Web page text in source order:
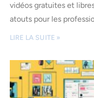
vidéos gratuites et
atouts pour les
LIRE LA SUITE »